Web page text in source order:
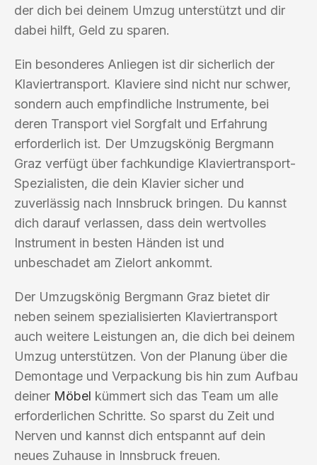
der dich bei deinem Umzug unterstützt und dir
dabei hilft, Geld zu sparen.
Ein besonderes Anliegen ist dir sicherlich der
Klaviertransport. Klaviere sind nicht nur schwer,
sondern auch empfindliche Instrumente, bei
deren Transport viel Sorgfalt und Erfahrung
erforderlich ist. Der Umzugskönig Bergmann
Graz verfügt über fachkundige Klaviertransport-
Spezialisten, die dein Klavier sicher und
zuverlässig nach Innsbruck bringen. Du kannst
dich darauf verlassen, dass dein wertvolles
Instrument in besten Händen ist und
unbeschadet am Zielort ankommt.
Der Umzugskönig Bergmann Graz bietet dir
neben seinem spezialisierten Klaviertransport
auch weitere Leistungen an, die dich bei deinem
Umzug unterstützen. Von der Planung über die
Demontage und Verpackung bis hin zum Aufbau
deiner Möbel kümmert sich das Team um alle
erforderlichen Schritte. So sparst du Zeit und
Nerven und kannst dich entspannt auf dein
neues Zuhause in Innsbruck freuen.